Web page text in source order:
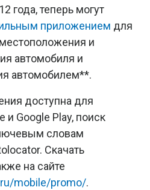
года, теперь могут
приложением для
и
автомобиля и
автомобилем**.
доступна для
и Google Play, поиск
словам
Скачать
на сайте
mobile/promo/.